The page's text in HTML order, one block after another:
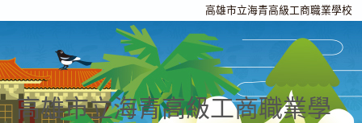
高雄市立海青高級工商職業學校
高雄市立海青高級工商職業學